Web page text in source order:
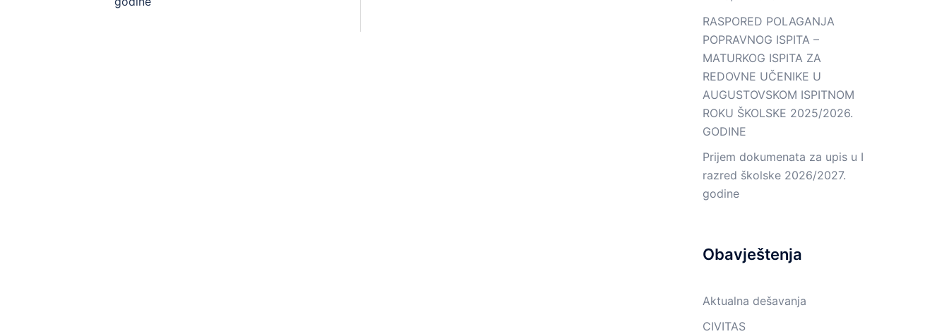
RASPORED POLAGANJA
POPRAVNOG ISPITA –
MATURKOG ISPITA ZA
REDOVNE UČENIKE U
AUGUSTOVSKOM ISPITNOM
ROKU ŠKOLSKE 2025/2026.
GODINE
Prijem dokumenata za upis u I
razred školske 2026/2027.
godine
Obavještenja
Aktualna dešavanja
CIVITAS